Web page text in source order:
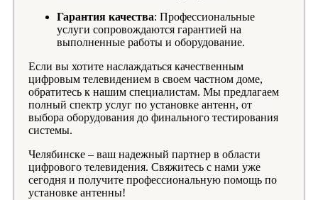
Гарантия качества: Профессиональные
услуги сопровождаются гарантией на
выполненные работы и оборудование.
Если вы хотите наслаждаться качественным
цифровым телевидением в своем частном доме,
обратитесь к нашим специалистам. Мы предлагаем
полный спектр услуг по установке антенн, от
выбора оборудования до финального тестирования
системы.
Челябинске – ваш надежный партнер в области
цифрового телевидения. Свяжитесь с нами уже
сегодня и получите профессиональную помощь по
установке антенны!